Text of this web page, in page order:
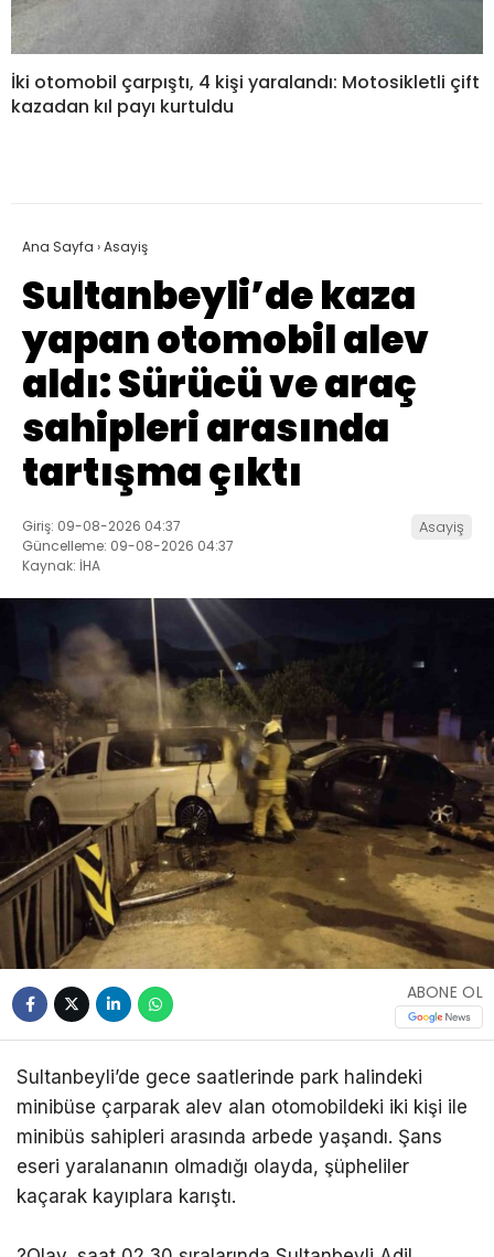
İki otomobil çarpıştı, 4 kişi yaralandı: Motosikletli çift
kazadan kıl payı kurtuldu
Ana Sayfa ›Asayiş
Sultanbeyli’de kaza
yapan otomobil alev
aldı: Sürücü ve araç
sahipleri arasında
tartışma çıktı
Giriş: 09-08-2026 04:37
Güncelleme: 09-08-2026 04:37
Kaynak: İHA
Asayiş
ABONE OL
Sultanbeyli’de gece saatlerinde park halindeki
minibüse çarparak alev alan otomobildeki iki kişi ile
minibüs sahipleri arasında arbede yaşandı. Şans
eseri yaralananın olmadığı olayda, şüpheliler
kaçarak kayıplara karıştı.